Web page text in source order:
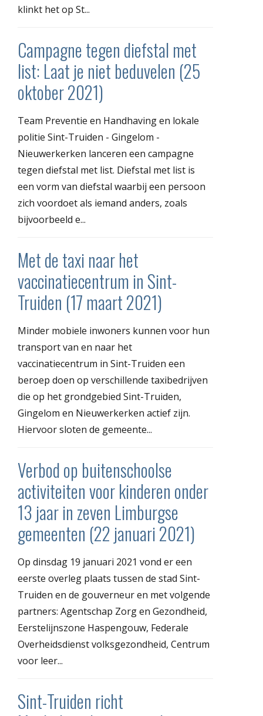
klinkt het op St...
Campagne tegen diefstal met
list: Laat je niet beduvelen (25
oktober 2021)
Team Preventie en Handhaving en lokale
politie Sint-Truiden - Gingelom -
Nieuwerkerken lanceren een campagne
tegen diefstal met list. Diefstal met list is
een vorm van diefstal waarbij een persoon
zich voordoet als iemand anders, zoals
bijvoorbeeld e...
Met de taxi naar het
vaccinatiecentrum in Sint-
Truiden (17 maart 2021)
Minder mobiele inwoners kunnen voor hun
transport van en naar het
vaccinatiecentrum in Sint-Truiden een
beroep doen op verschillende taxibedrijven
die op het grondgebied Sint-Truiden,
Gingelom en Nieuwerkerken actief zijn.
Hiervoor sloten de gemeente...
Verbod op buitenschoolse
activiteiten voor kinderen onder
13 jaar in zeven Limburgse
gemeenten (22 januari 2021)
Op dinsdag 19 januari 2021 vond er een
eerste overleg plaats tussen de stad Sint-
Truiden en de gouverneur en met volgende
partners: Agentschap Zorg en Gezondheid,
Eerstelijnszone Haspengouw, Federale
Overheidsdienst volksgezondheid, Centrum
voor leer...
Sint-Truiden richt